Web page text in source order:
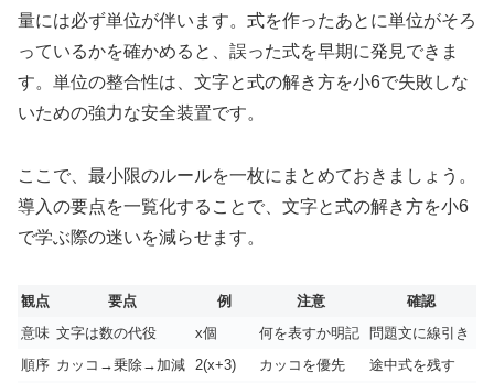
量には必ず単位が伴います。式を作ったあとに単位がそろ
っているかを確かめると、誤った式を早期に発見できま
す。単位の整合性は、文字と式の解き方を小6で失敗しな
いための強力な安全装置です。
ここで、最小限のルールを一枚にまとめておきましょう。
導入の要点を一覧化することで、文字と式の解き方を小6
で学ぶ際の迷いを減らせます。
観点 要点 例 注意
確認
意味 文字は数の代役 x個 何を表すか明記 問題文に線引き
順序 カッコ→乗除→加減 2(x+3) カッコを優先
途中式を残す